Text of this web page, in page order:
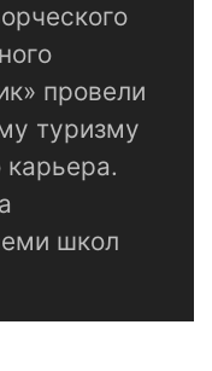
провели
туризму
карьера.
школ